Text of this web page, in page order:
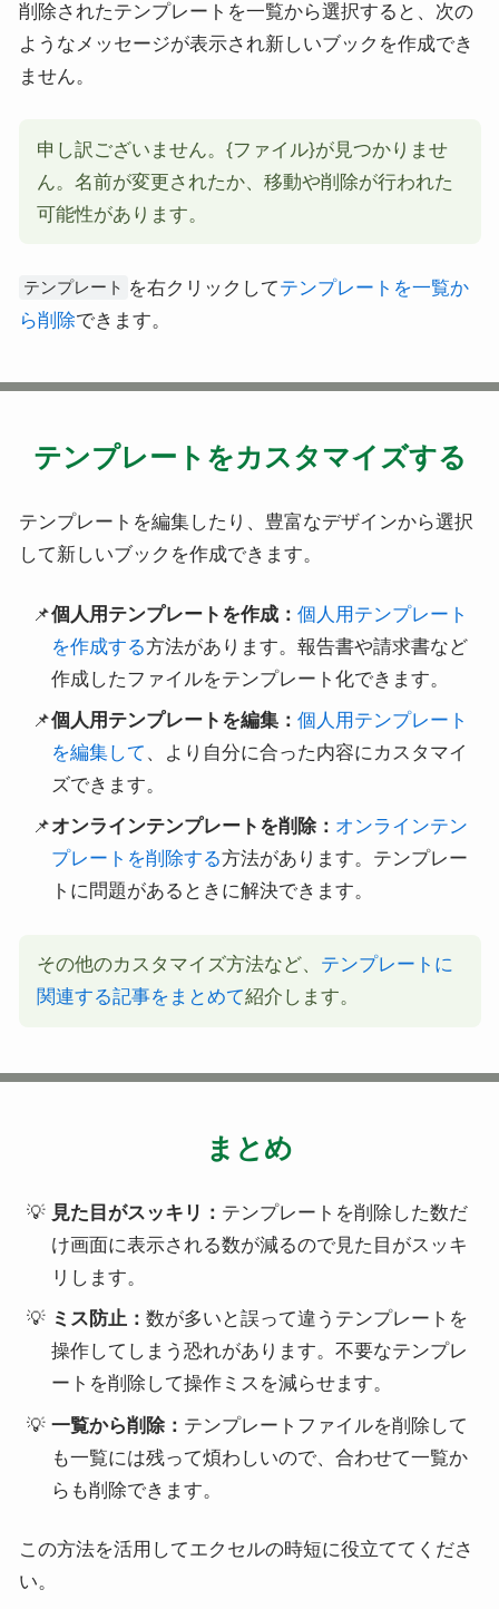
削除されたテンプレートを一覧から選択すると、次の
ようなメッセージが表示され新しいブックを作成でき
ません。
申し訳ございません。{ファイル}が見つかりませ
ん。名前が変更されたか、移動や削除が行われた
可能性があります。
テンプレート を右クリックしてテンプレートを一覧か
ら削除できます。
テンプレートをカスタマイズする
テンプレートを編集したり、豊富なデザインから選択
して新しいブックを作成できます。
個人用テンプレートを作成：個人用テンプレート
を作成する方法があります。報告書や請求書など
作成したファイルをテンプレート化できます。
個人用テンプレートを編集：個人用テンプレート
を編集して 、より自分に合った内容にカスタマイ
ズできます。
オンラインテンプレートを削除： オンラインテン
プレートを削除する方法があります。テンプレー
トに問題があるときに解決できます。
その他のカスタマイズ方法など、 テンプレートに
関連する記事をまとめて紹介します。
まとめ
見た目がスッキリ： テンプレートを削除した数だ
け画面に表示される数が減るので見た目がスッキ
リします。
ミス防止：数が多いと誤って違うテンプレートを
操作してしまう恐れがあります。不要なテンプレ
ートを削除して操作ミスを減らせます。
一覧から削除： テンプレートファイルを削除して
も一覧には残って煩わしいので、合わせて一覧か
らも削除できます。
この方法を活用してエクセルの時短に役立ててくださ
い。